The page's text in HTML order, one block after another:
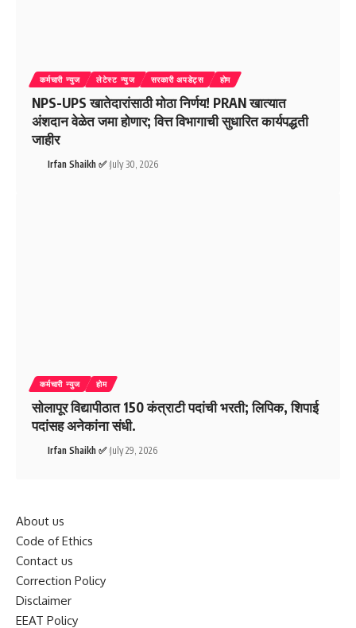
कर्मचारी न्युज लेटेस्ट न्युज सरकारी अपडेट्स होम
NPS-UPS खातेदारांसाठी मोठा निर्णय! PRAN खात्यात
अंशदान वेळेत जमा होणार; वित्त विभागाची सुधारित कार्यपद्धती
जाहीर
Irfan Shaikh ✅ July 30, 2026
कर्मचारी न्युज होम
सोलापूर विद्यापीठात 150 कंत्राटी पदांची भरती; लिपिक, शिपाई
पदांसह अनेकांना संधी.
Irfan Shaikh ✅ July 29, 2026
About us
Code of Ethics
Contact us
Correction Policy
Disclaimer
EEAT Policy